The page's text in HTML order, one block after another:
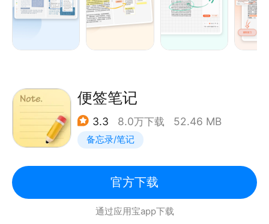
板、封面模板、贴纸。
【AI助手】支持智能搜索手写内容、文字内容、录音内
容、图片内容，智能翻译多种语言，智能分析重点词
记。
【学习帮手】高效搞定学业：多种笔记模板，快速记录
课堂笔记，或制定备考计划；清晰拍照/扫描课堂板
书，集中保存PDF、Office课件，自由摘录文档或记录
的思考。
【高效工作】将工作计划、心得、会议记录、文档附件
等通通保存到享做笔记里，掌握工作进度，多端查看，
便签笔记
3.3 8.0万下载 52.46 MB
备忘录/笔记
官方下载
通过应用宝app下载